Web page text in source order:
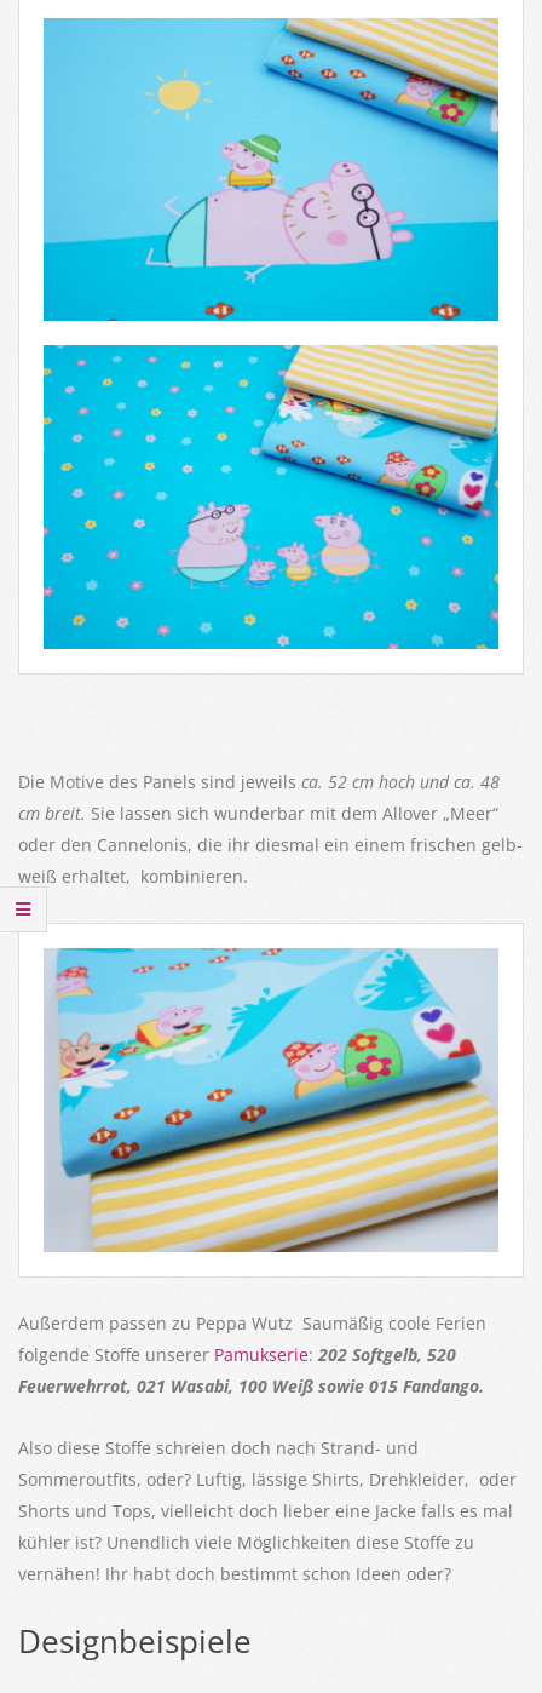
Die Motive des Panels sind jeweils ca. 52 cm hoch und ca. 48
cm breit. Sie lassen sich wunderbar mit dem Allover „Meer“
oder den Cannelonis, die ihr diesmal ein einem frischen gelb-
weiß erhaltet, kombinieren.
Außerdem passen zu Peppa Wutz Saumäßig coole Ferien
folgende Stoffe unserer Pamukserie: 202 Softgelb, 520
Feuerwehrrot, 021 Wasabi, 100 Weiß sowie 015 Fandango.
Also diese Stoffe schreien doch nach Strand- und
Sommeroutfits, oder? Luftig, lässige Shirts, Drehkleider, oder
Shorts und Tops, vielleicht doch lieber eine Jacke falls es mal
kühler ist? Unendlich viele Möglichkeiten diese Stoffe zu
vernähen! Ihr habt doch bestimmt schon Ideen oder?
Designbeispiele